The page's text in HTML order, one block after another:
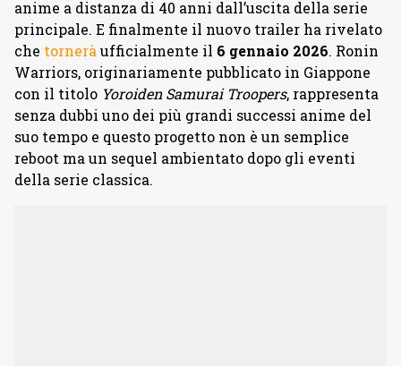
anime a distanza di 40 anni dall’uscita della serie
principale. E finalmente il nuovo trailer ha rivelato
che tornerà ufficialmente il 6 gennaio 2026. Ronin
Warriors, originariamente pubblicato in Giappone
con il titolo Yoroiden Samurai Troopers, rappresenta
senza dubbi uno dei più grandi successi anime del
suo tempo e questo progetto non è un semplice
reboot ma un sequel ambientato dopo gli eventi
della serie classica.